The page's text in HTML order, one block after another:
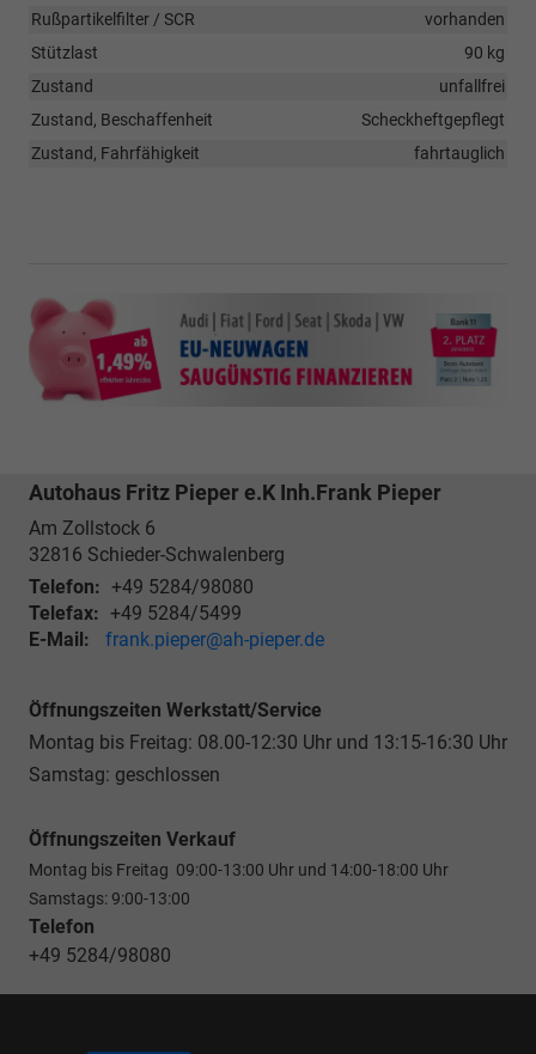
Rußpartikelfilter / SCR
vorhanden
Stützlast
90 kg
Zustand
unfallfrei
Zustand, Beschaffenheit
Scheckheftgepflegt
Zustand, Fahrfähigkeit
fahrtauglich
Autohaus Fritz Pieper e.K Inh.Frank Pieper
Am Zollstock 6
32816 Schieder-Schwalenberg
Telefon: +49 5284/98080
Telefax: +49 5284/5499
E-Mail:
frank.pieper@ah-pieper.de
Öffnungszeiten Werkstatt/Service
Montag bis Freitag: 08.00-12:30 Uhr und 13:15-16:30 Uhr
Samstag: geschlossen
Öffnungszeiten Verkauf
Montag bis Freitag 09:00-13:00 Uhr und 14:00-18:00 Uhr
Samstags: 9:00-13:00
Telefon
+49 5284/98080